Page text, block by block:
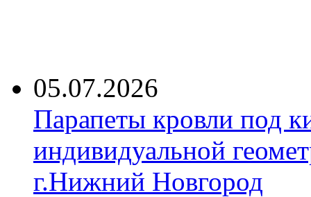
05.07.2026
Парапеты кровли под
индивидуальной
г.Нижний Новгород